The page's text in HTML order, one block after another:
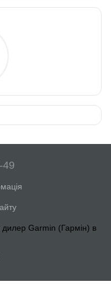
49
дилер Garmin (Гармін) в